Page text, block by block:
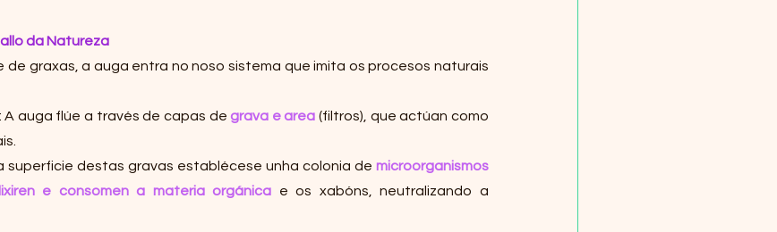
da Natureza
de graxas, a auga entra no noso sistema que imita os procesos naturais
A auga flúe a través de capas de grava e area
superficie destas gravas establécese unha colonia de microorganismos
e consomen a materia orgánica e os xabóns, neutralizando a